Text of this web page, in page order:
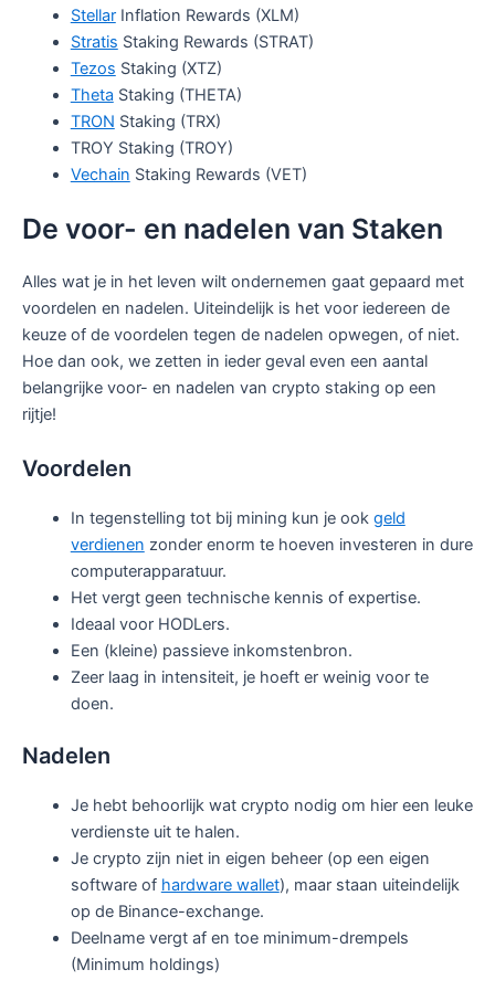
StellarInflation Rewards (XLM)
Stratis Staking Rewards (STRAT)
Tezos Staking (XTZ)
Theta Staking (THETA)
TRON Staking (TRX)
TROY Staking (TROY)
Vechain Staking Rewards (VET)
De voor- en nadelen van Staken
Alles wat je in het leven wilt ondernemen gaat gepaard met
voordelen en nadelen. Uiteindelijk is het voor iedereen de
keuze of de voordelen tegen de nadelen opwegen, of niet.
Hoe dan ook, we zetten in ieder geval even een aantal
belangrijke voor- en nadelen van crypto staking op een
rijtje!
Voordelen
In tegenstelling tot bij mining kun je ook geld
verdienen zonder enorm te hoeven investeren in dure
computerapparatuur.
Het vergt geen technische kennis of expertise.
Ideaal voor HODLers.
Een (kleine) passieve inkomstenbron.
Zeer laag in intensiteit, je hoeft er weinig voor te
doen.
Nadelen
Je hebt behoorlijk wat crypto nodig om hier een leuke
verdienste uit te halen.
Je crypto zijn niet in eigen beheer (op een eigen
software of hardware wallet), maar staan uiteindelijk
op de Binance-exchange.
Deelname vergt af en toe minimum-drempels
(Minimum holdings)